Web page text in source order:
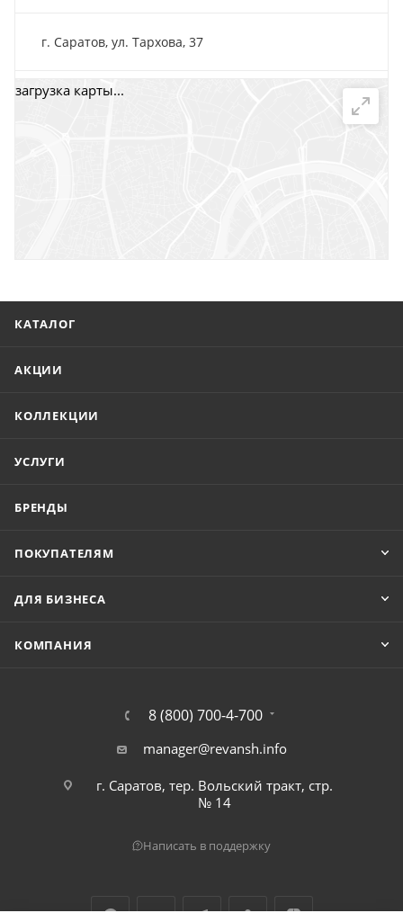
г. Саратов, ул. Тархова, 37
г. Саратов, пр-т. 50 лет Октября, 118Д, помещ. 15
загрузка карты...
КАТАЛОГ
АКЦИИ
КОЛЛЕКЦИИ
УСЛУГИ
БРЕНДЫ
ПОКУПАТЕЛЯМ
ДЛЯ БИЗНЕСА
КОМПАНИЯ
8 (800) 700-4-700
manager@revansh.info
г. Саратов, тер. Вольский тракт, стр.
№ 14
Написать в поддержку